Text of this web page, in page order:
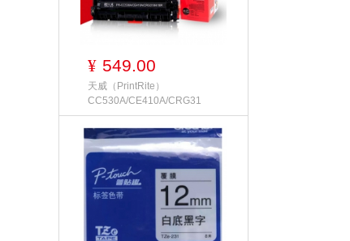
¥ 549.00
天威（PrintRite）
CC530A/CE410A/CRG31